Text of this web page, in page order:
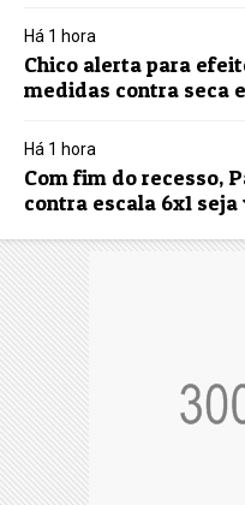
Há 1 hora
Chico alerta para
medidas contra seca
Há 1 hora
Com fim do recesso,
contra escala 6x1